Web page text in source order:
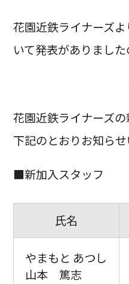
花園近鉄ライナーズ
いて発表がありました
花園近鉄ライナーズ
下記のとおりお知らせ
■新加入スタッフ
氏名
やまもと あつし
山本 篤志